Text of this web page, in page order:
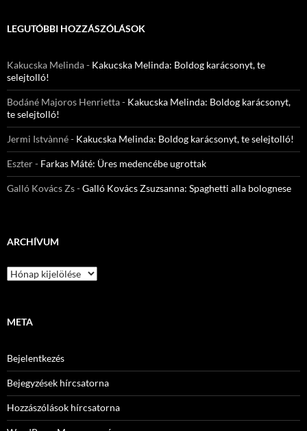
LEGUTÓBBI HOZZÁSZÓLÁSOK
Kakucska Melinda- Kakucska Melinda: Boldog karácsonyt, te
selejtolló!
Bodáné Majoros Henrietta- Kakucska Melinda: Boldog karácsonyt,
te selejtolló!
Jermi Istvànné- Kakucska Melinda: Boldog karácsonyt, te selejtolló!
Eszter- Farkas Máté: Üres medencébe ugrottak
Galló Kovács Zs-Galló Kovács Zsuzsanna: Spaghetti alla bolognese
ARCHÍVUM
Archívum
META
Bejelentkezés
Bejegyzések hírcsatorna
Hozzászólások hírcsatorna